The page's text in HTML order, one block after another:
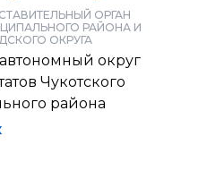
ОРГАН
РАЙОНА И
ОКРУГА
округ
Чукотского
района